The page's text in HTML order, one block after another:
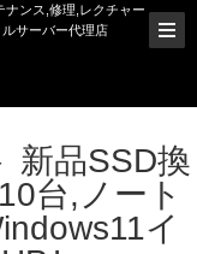
ナンス,修理,レクチャー
サーバー代理店
新品SSD換
台,ノート
イ